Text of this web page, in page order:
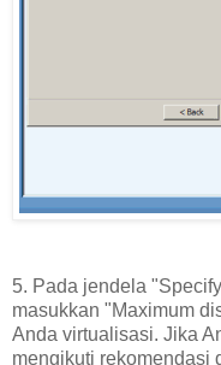
5. Pada jendela
masukkan "Maximum
Anda virtualisasi. Jika
mengikuti rekomendasi